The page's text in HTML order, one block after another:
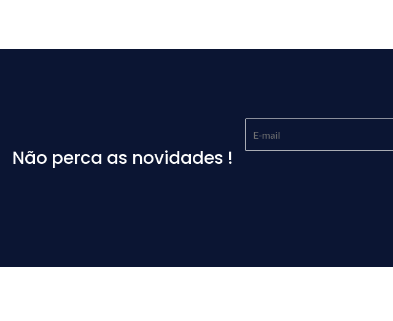
Não perca as novidades !